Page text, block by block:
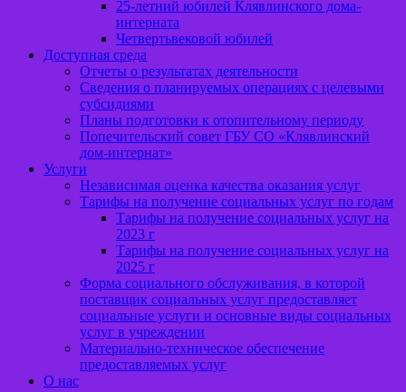
25-летний юбилей Клявлинского дома-
интерната
Четвертьвековой юбилей
Доступная среда
Отчеты о результатах деятельности
Сведения о планируемых операциях с целевыми
субсидиями
Планы подготовки к отопительному периоду
Попечительский совет ГБУ СО «Клявлинский
дом-интернат»
Услуги
Независимая оценка качества оказания услуг
Тарифы на получение социальных услуг по годам
Тарифы на получение социальных услуг на
2023 г
Тарифы на получение социальных услуг на
2025 г
Форма социального обслуживания, в которой
поставщик социальных услуг предоставляет
социальные услуги и основные виды социальных
услуг в учреждении
Материально-техническое обеспечение
предоставляемых услуг
О нас